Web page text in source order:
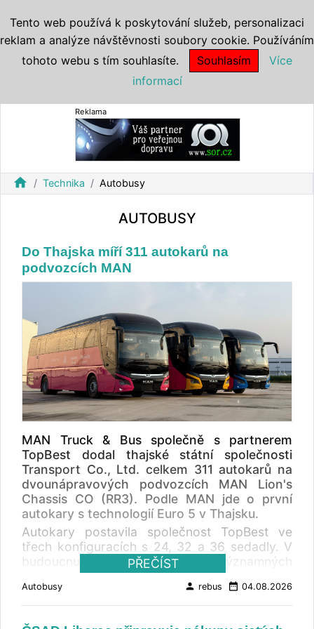
Reklama
home Technika Autobusy
AUTOBUSY
Do Thajska míří 311 autokarů na
podvozcích MAN
MAN Truck & Bus společně s partnerem
TopBest dodal thajské státní společnosti
Transport Co., Ltd. celkem 311 autokarů na
dvounápravových podvozcích MAN Lion's
Chassis CO (RR3). Podle MAN jde o první
autokary s technologií Euro 5 v Thajsku.
Autokary postavila společnost TopBest ve
třech konfiguracích s 24, 32 a 36 sedadly. V
budoucnu budou nasazeny na významných
dálkových linkách mezi Bangkokem a
severními, jižními a severovýchodními
oblastmi Thajska. Součástí dodávky je také
nová VIP autobusová služba „Travel with
PŘEČÍST
Autobusy person rebus date_range 04.08.2026
Tento web používá k poskytování služeb, personalizaci
reklam a analýze návštěvnosti soubory cookie. Používáním
tohoto webu s tím souhlasíte.
Souhlasím
Více
informací